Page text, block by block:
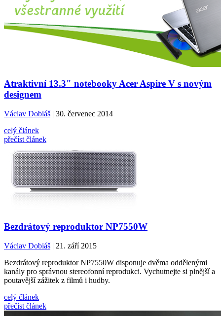
Atraktivní 13.3" notebooky Acer Aspire V s novým
designem
Václav Dobiáš | 30. červenec 2014
celý článek
přečíst článek
Bezdrátový reproduktor NP7550W
Václav Dobiáš | 21. září 2015
Bezdrátový reproduktor NP7550W disponuje dvěma oddělenými
kanály pro správnou stereofonní reprodukci. Vychutnejte si plnější a
poutavější zážitek z filmů i hudby.
celý článek
přečíst článek